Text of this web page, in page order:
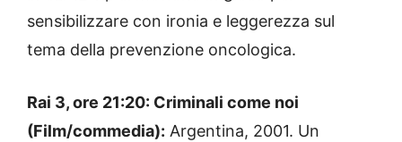
sensibilizzare con ironia e leggerezza sul
tema della prevenzione oncologica.
Rai 3, ore 21:20: Criminali come noi
(Film/commedia): Argentina, 2001. Un